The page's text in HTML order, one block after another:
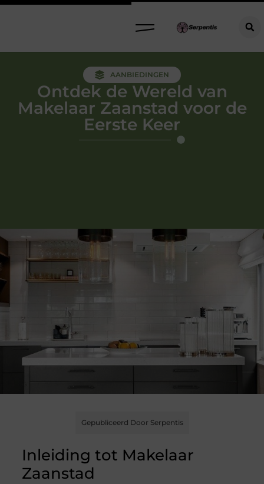
AANBIEDINGEN
Ontdek de Wereld van
Makelaar Zaanstad voor de
Eerste Keer
Gepubliceerd Door Serpentis
Inleiding tot Makelaar
Zaanstad